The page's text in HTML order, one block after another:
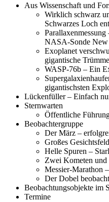
Aus Wissenschaft und
Wirklich schwarz
Schwarzes Loch
NASA-Sonde
Exoplanet
gigantische
WASP-76b – Ein
gigantischsten
Lückenfüller – Einfach
Sternwarten
Öffentliche
Beobachtergruppe
Der März –
Großes
Helle Spuren –
Zwei Kometen und
Messier-Marathon
Der Dobel
Beobachtungsobjekte im
Termine